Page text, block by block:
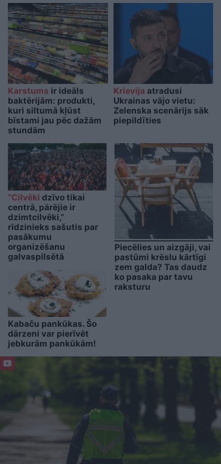
Karstums ir ideāls
baktērijām: produkti,
kuri siltumā kļūst
bīstami jau pēc dažām
stundām
Krievija atradusi
Ukrainas vājo vietu:
Zelenska scenārijs sāk
piepildīties
“Cilvēki dzīvo tikai
centrā, pārējie ir
dzimtcilvēki,”
rīdzinieks sašutis par
pasākumu
organizēšanu
galvaspilsētā
Kabaču pankūkas. Šo
dārzeni var pierīvēt
jebkurām pankūkām!
Piecēlies un aizgāji, vai
pastūmi krēslu kārtīgi
zem galda? Tas daudz
ko pasaka par tavu
raksturu